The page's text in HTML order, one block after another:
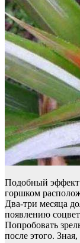
Подобный эффект
горшком
Два-три месяца
появлению
Попробовать
после этого. Зная,